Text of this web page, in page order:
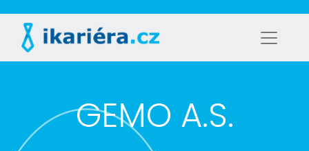
GEMO A.S.